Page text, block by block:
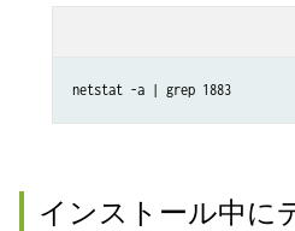
netstat -a | grep 1883
インストール中に